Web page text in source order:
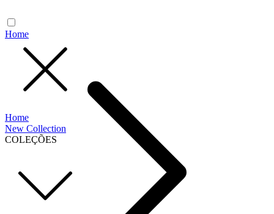
Home
New Collection
COLEÇÕES
Home